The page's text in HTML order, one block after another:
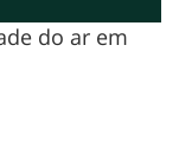
do ar em